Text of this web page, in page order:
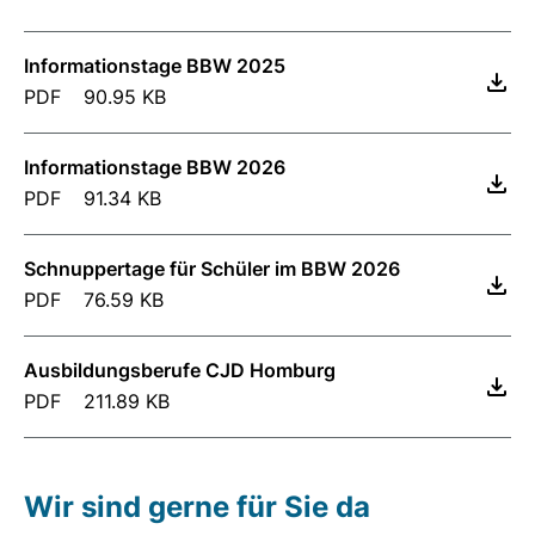
Informationstage BBW 2025
PDF
90.95 KB
Informationstage BBW 2026
PDF
91.34 KB
Schnuppertage für Schüler im BBW 2026
PDF
76.59 KB
Ausbildungsberufe CJD Homburg
PDF
211.89 KB
Wir sind gerne für Sie da